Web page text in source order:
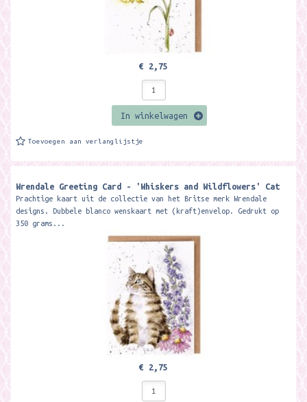
€ 2,75
In winkelwagen
Toevoegen aan verlanglijstje
Wrendale Greeting Card - 'Whiskers and Wildflowers' Cat
Prachtige kaart uit de collectie van het Britse merk Wrendale
designs. Dubbele blanco wenskaart met (kraft)envelop. Gedrukt op
350 grams...
€ 2,75